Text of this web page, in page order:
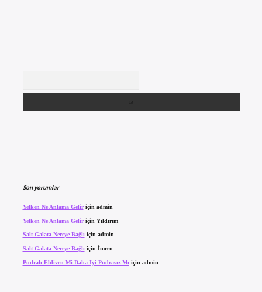
Son yorumlar
Yelken Ne Anlama Geliriçin admin
Yelken Ne Anlama Geliriçin Yıldırım
Salt Galata Nereye Bağlıiçin admin
Salt Galata Nereye Bağlı için İmren
Pudralı Eldiven Mi Daha Iyi Pudrasız Mı için admin